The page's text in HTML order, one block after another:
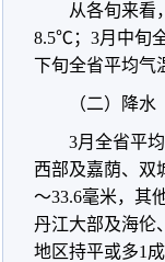
从各旬来看
8.5℃；3月中旬
下旬全省平均气
（二）降水
3月全省平
西部及嘉荫、双
～33.6毫米，其
丹江大部及海伦
地区持平或多1